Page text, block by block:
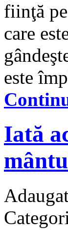
fiinţă
care
este
Iată